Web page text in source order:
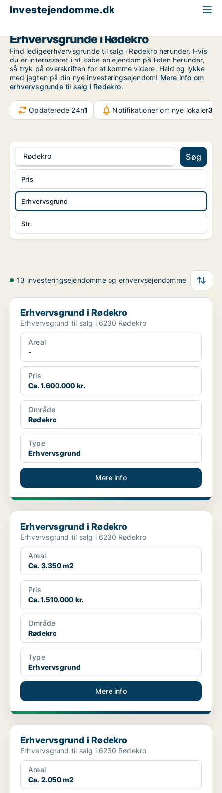
Investejendomme.dk
Erhvervsgrunde i Rødekro
Find ledigeerhvervsgrunde til salg i Rødekro herunder. Hvis
du er interesseret i at købe en ejendom på listen herunder,
så tryk på overskriften for at komme videre. Held og lykke
med jagten på din nye investeringsejendom! Mere info om
erhvervsgrunde til salg i Rødekro.
Opdaterede 24h1 Notifikationer om nye lokaler
Rødekro Søg
Erhvervsgrund
Str.
Pris
13 investeringsejendomme og erhvervsejendomme
Erhvervsgrund i Rødekro
Erhvervsgrund i Rødekro
Erhvervsgrund til salg i 6230 Rødekro
Areal
-
Pris
Ca. 1.600.000 kr.
Område
Rødekro
Type
Erhvervsgrund
Mere info
Erhvervsgrund i Rødekro
Erhvervsgrund i Rødekro
Erhvervsgrund til salg i 6230 Rødekro
Areal
Ca. 3.350 m2
Pris
Ca. 1.510.000 kr.
Område
Rødekro
Type
Erhvervsgrund
Mere info
Erhvervsgrund i Rødekro
Erhvervsgrund i Rødekro
Erhvervsgrund til salg i 6230 Rødekro
Areal
Ca. 2.050 m2